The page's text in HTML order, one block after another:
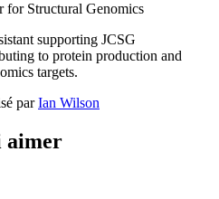
for Structural Genomics
supporting JCSG
to protein production and
targets.
par Ian Wilson
aimer